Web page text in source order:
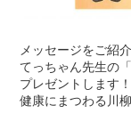
メッセージをご紹
てっちゃん先生の
プレゼントします！
健康にまつわる川